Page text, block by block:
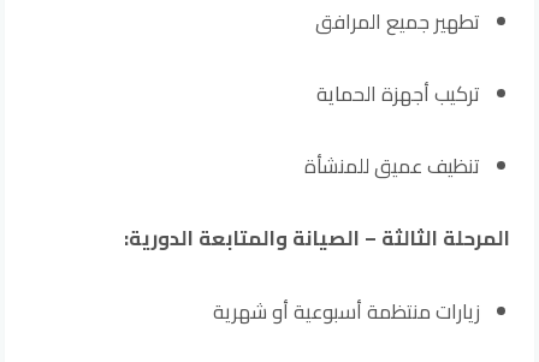
تطهير جميع المرافق
تركيب أجهزة الحماية
تنظيف عميق للمنشأة
المرحلة الثالثة – الصيانة والمتابعة الدورية:
زيارات منتظمة أسبوعية أو شهرية